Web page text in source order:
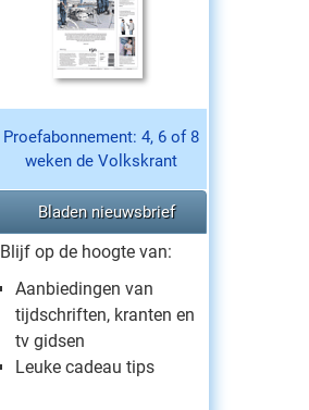
Proefabonnement: 4, 6 of 8
weken de Volkskrant
Bladen nieuwsbrief
Blijf op de hoogte van:
Aanbiedingen van
tijdschriften, kranten en
tv gidsen
Leuke cadeau tips